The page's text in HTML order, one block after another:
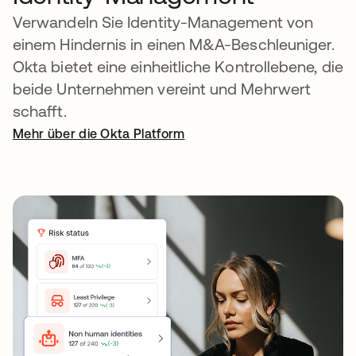
Verwandeln Sie Identity-Management von
einem Hindernis in einen M&A-Beschleuniger.
Okta bietet eine einheitliche Kontrollebene, die
beide Unternehmen vereint und Mehrwert
schafft.
Mehr über die Okta Platform